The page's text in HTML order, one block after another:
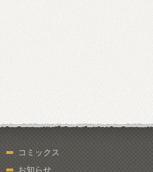
コミックス
お知らせ